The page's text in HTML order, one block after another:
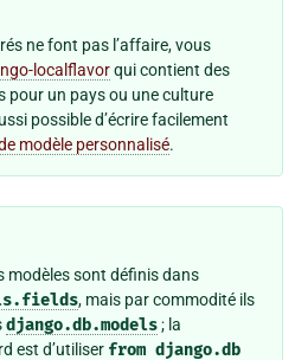
ne font pas l’affaire, vous
localflavorqui contient des
pour un pays ou une culture
possible d’écrire facilement
modèle personnalisé.
modèles sont définis dans
, mais par commodité ils
django.db.models; la
est d’utiliser from django.db